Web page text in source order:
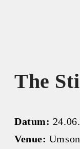
The
Datum:
Venue: